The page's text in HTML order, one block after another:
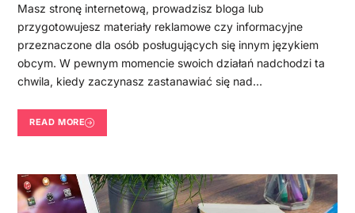
Masz stronę internetową, prowadzisz bloga lub
przygotowujesz materiały reklamowe czy informacyjne
przeznaczone dla osób posługujących się innym językiem
obcym. W pewnym momencie swoich działań nadchodzi ta
chwila, kiedy zaczynasz zastanawiać się nad…
READ MORE